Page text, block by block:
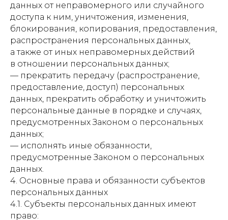
данных от неправомерного или случайного
доступа к ним, уничтожения, изменения,
блокирования, копирования, предоставления,
распространения персональных данных,
а также от иных неправомерных действий
в отношении персональных данных;
— прекратить передачу (распространение,
предоставление, доступ) персональных
данных, прекратить обработку и уничтожить
персональные данные в порядке и случаях,
предусмотренных Законом о персональных
данных;
— исполнять иные обязанности,
предусмотренные Законом о персональных
данных.
4. Основные права и обязанности субъектов
персональных данных
4.1. Субъекты персональных данных имеют
право: